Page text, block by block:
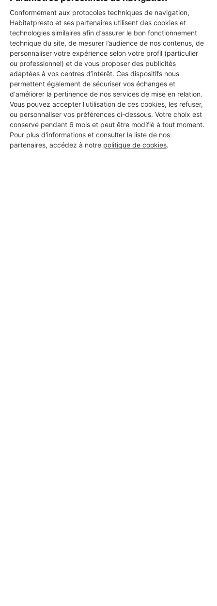
Conformément aux protocoles techniques de navigation,
Habitatpresto et ses partenaires utilisent des cookies et
technologies similaires afin d’assurer le bon fonctionnement
technique du site, de mesurer l’audience de nos contenus, de
personnaliser votre expérience selon votre profil (particulier
ou professionnel) et de vous proposer des publicités
adaptées à vos centres d’intérêt. Ces dispositifs nous
permettent également de sécuriser vos échanges et
d'améliorer la pertinence de nos services de mise en relation.
Vous pouvez accepter l'utilisation de ces cookies, les refuser,
ou personnaliser vos préférences ci-dessous. Votre choix est
conservé pendant 6 mois et peut être modifié à tout moment.
Pour plus d'informations et consulter la liste de nos
partenaires, accédez à notre politique de cookies.
Voir sa fiche
ATELIER DU PARQUET - JB
RENOVATION
Lattes
24 ans d'expérience
Voir sa fiche